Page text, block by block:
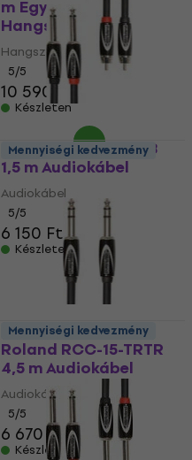
m Egyenes - Pipa
Hangszerkábel
Hangszerkábel
5/5
10 590 Ft
Készleten
Roland RCC-5-2R28
1,5 m Audiokábel
Audiokábel
5/5
6 150 Ft
Készleten
Mennyiségi kedvezmény
Roland RCC-15-TRTR
4,5 m Audiokábel
Audiokábel
5/5
6 670 Ft
Készleten
Mennyiségi kedvezmény